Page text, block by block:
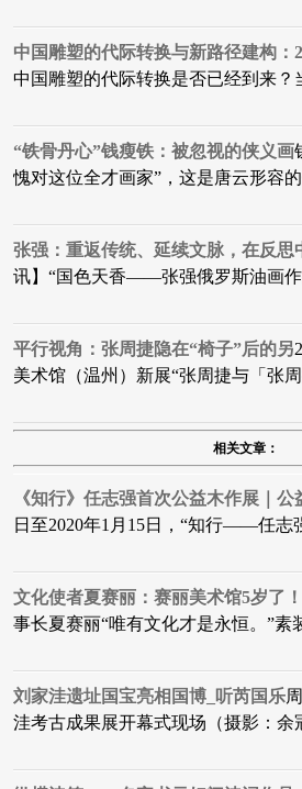
中国雕塑的代际转换与新路径建构：
中国雕塑的代际转换是否已经到来？
“铁骨丹心”钱瘦铁：被忽视的侠义画
愧对这位全才画家”，这是唐云形容
张强：重返传统、延续文脉，在反思
讯】“国色天香——张强俄罗斯油画作
平行视角：张周捷隐在“椅子”后的另
美术馆（温州）新展“张周捷与「张
相关文章：
《知行》任志强首次公益木作展｜公
日至2020年1月15日，“知行——任志
文化使者夏赛丽：赛丽美术馆5岁了
事长夏赛丽“唯有文化才是永恒。”素
刘家洼遗址国宝亮相国博_听芮国乐
洼考古成果展开幕式现场（摄影：余